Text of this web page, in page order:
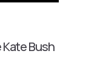
Kate Bush